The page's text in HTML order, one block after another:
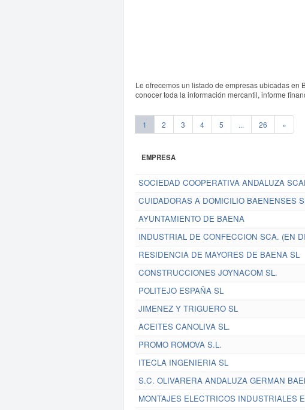
Le ofrecemos un listado de empresas ubicadas
conocer toda la información mercantil, informe
1 2 3 4 5 ... 26 »
EMPRESA
SOCIEDAD COOPERATIVA ANDALUZA
CUIDADORAS A DOMICILIO BAENENSES
AYUNTAMIENTO DE BAENA
INDUSTRIAL DE CONFECCION SCA. (EN
RESIDENCIA DE MAYORES DE BAENA SL
CONSTRUCCIONES JOYNACOM SL.
POLITEJO ESPAÑA SL
JIMENEZ Y TRIGUERO SL
ACEITES CANOLIVA SL.
PROMO ROMOVA S.L.
ITECLA INGENIERIA SL
S.C. OLIVARERA ANDALUZA GERMAN
MONTAJES ELECTRICOS INDUSTRIALES